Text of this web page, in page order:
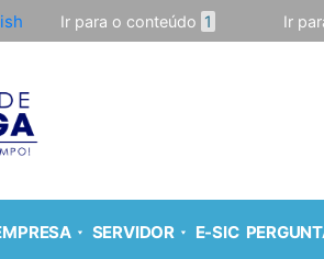
Ir para o conteúdo 1 Ir
SERVIDOR E-SIC